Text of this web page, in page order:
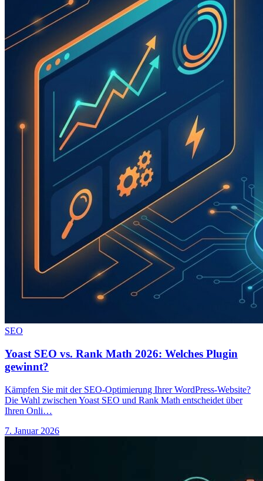
SEO
Yoast SEO vs. Rank Math 2026: Welches Plugin
gewinnt?
Kämpfen Sie mit der SEO-Optimierung Ihrer WordPress-Website?
Die Wahl zwischen Yoast SEO und Rank Math entscheidet über
Ihren Onli…
7. Januar 2026